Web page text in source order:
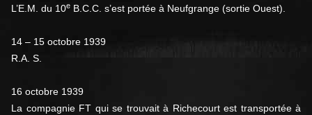
L’E.M. du 10e B.C.C. s’est portée à Neufgrange (sortie Ouest).
14 – 15 octobre 1939
R.A. S.
16 octobre 1939
La compagnie FT qui se trouvait à Richecourt est transportée à